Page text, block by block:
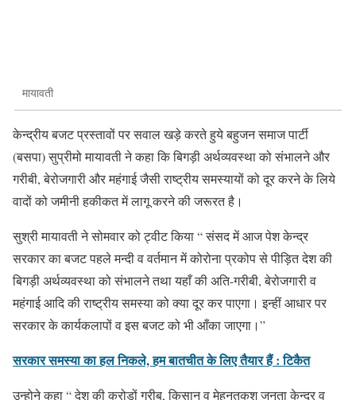
मायावती
केन्द्रीय बजट प्रस्तावों पर सवाल खड़े करते हुये बहुजन समाज पार्टी
(बसपा) सुप्रीमो मायावती ने कहा कि बिगड़ी अर्थव्यवस्था को संभालने और
गरीबी, बेरोजगारी और महंगाई जैसी राष्ट्रीय समस्यायों को दूर करने के लिये
वादों को जमीनी हकीकत में लागू करने की जरूरत है।
सुश्री मायावती ने सोमवार को ट्वीट किया “ संसद में आज पेश केन्द्र
सरकार का बजट पहले मन्दी व वर्तमान में कोरोना प्रकोप से पीड़ित देश की
बिगड़ी अर्थव्यवस्था को संभालने तथा यहाँ की अति-गरीबी, बेरोजगारी व
महंगाई आदि की राष्ट्रीय समस्या को क्या दूर कर पाएगा। इन्हीं आधार पर
सरकार के कार्यकलापों व इस बजट को भी आँका जाएगा।”
सरकार समस्या का हल निकले, हम बातचीत के लिए तैयार हैं : टिकैत
उन्होने कहा “ देश की करोड़ों गरीब, किसान व मेहनतकश जनता केन्द्र व